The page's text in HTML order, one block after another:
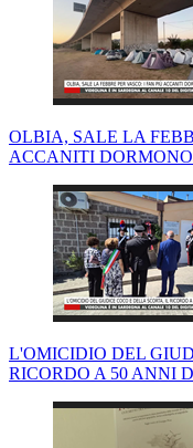
OLBIA, SALE LA
ACCANITI
L'OMICIDIO DEL
RICORDO A 50 ANNI